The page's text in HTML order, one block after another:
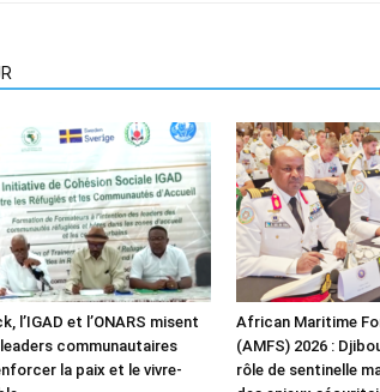
l’IGAD et l’ONARS misent
communautaires
la paix et le vivre-
African Maritime
(AMFS) 2026 :
rôle de sentinelle